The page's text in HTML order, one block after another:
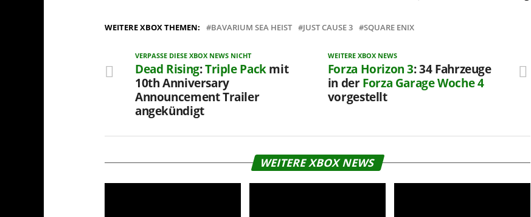
WEITERE XBOX THEMEN: BAVARIUM SEA HEIST JUST CAUSE 3 SQUARE ENIX
WEITERE XBOX NEWS
Forza Horizon 3: 34 Fahrzeuge
in derForza GarageWoche 4
vorgestellt
VERPASSE DIESE XBOX NEWS NICHT
Dead Rising:Triple Packmit
10th Anniversary
Announcement Trailer
angekündigt
WEITERE XBOX NEWS